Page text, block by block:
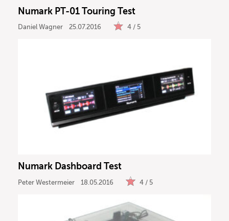
Numark PT-01 Touring Test
Daniel Wagner 25.07.2016 4 / 5
Numark Dashboard Test
Peter Westermeier 18.05.2016 4 / 5